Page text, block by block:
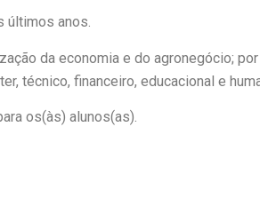
últimos anos.
da economia e do agronegócio;
técnico, financeiro, educacional e
os(às) alunos(as).